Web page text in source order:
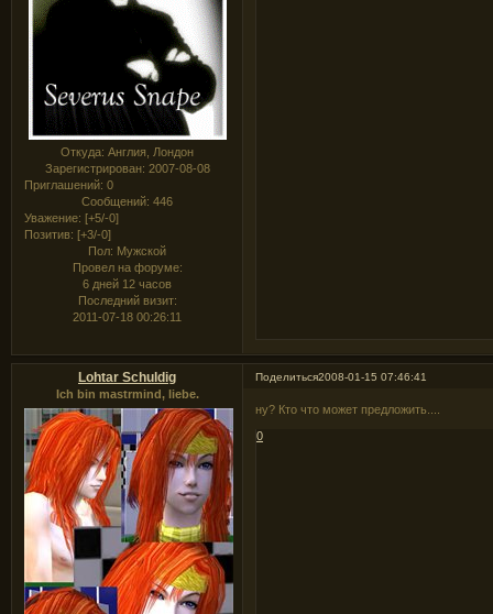
Откуда: Англия, Лондон
Зарегистрирован: 2007-08-08
Приглашений: 0
Сообщений: 446
Уважение: [+5/-0]
Позитив: [+3/-0]
Пол: Мужской
Провел на форуме:
6 дней 12 часов
Последний визит:
2011-07-18 00:26:11
Поделиться2008-01-15 07:46:41
Lohtar Schuldig
Ich bin mastrmind, liebe.
ну? Кто что может предложить....
0